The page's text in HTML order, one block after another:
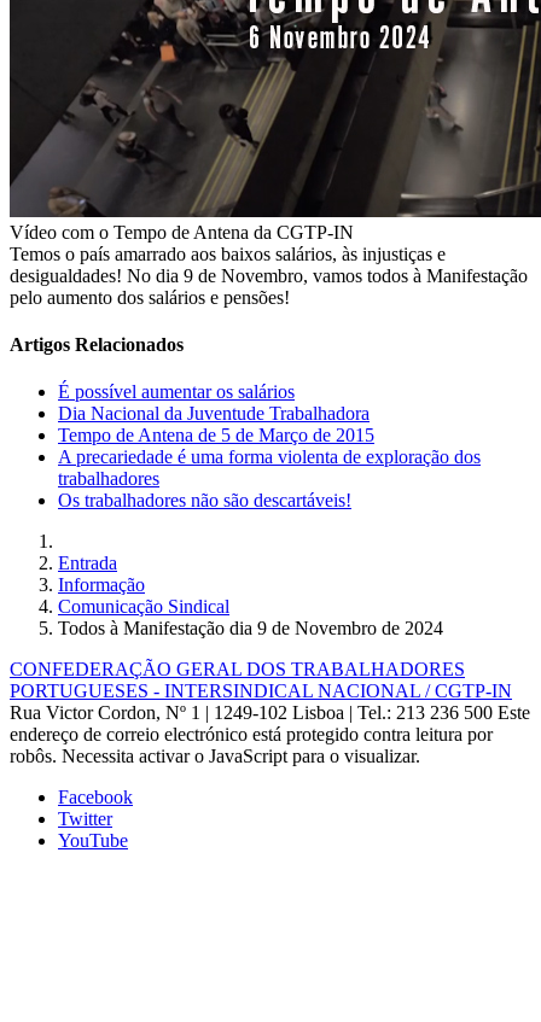
Vídeo com o Tempo de Antena da CGTP-IN
Temos o país amarrado aos baixos salários, às injustiças e
desigualdades! No dia 9 de Novembro, vamos todos à Manifestação
pelo aumento dos salários e pensões!
Artigos Relacionados
É possível aumentar os salários
Dia Nacional da Juventude Trabalhadora
Tempo de Antena de 5 de Março de 2015
A precariedade é uma forma violenta de exploração dos
trabalhadores
Os trabalhadores não são descartáveis!
Entrada
Informação
Comunicação Sindical
Todos à Manifestação dia 9 de Novembro de 2024
CONFEDERAÇÃO GERAL DOS TRABALHADORES
PORTUGUESES - INTERSINDICAL NACIONAL / CGTP-IN
Rua Victor Cordon, Nº 1 | 1249-102 Lisboa | Tel.: 213 236 500 Este
endereço de correio electrónico está protegido contra leitura por
robôs. Necessita activar o JavaScript para o visualizar.
Facebook
Twitter
YouTube